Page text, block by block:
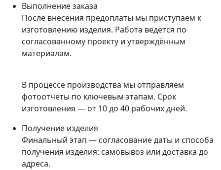
Выполнение заказа
После внесения предоплаты мы приступаем к
изготовлению изделия. Работа ведётся по
согласованному проекту и утверждённым
материалам.
В процессе производства мы отправляем
фотоотчёты по ключевым этапам. Срок
изготовления — от 10 до 40 рабочих дней.
Получение изделия
Финальный этап — согласование даты и способа
получения изделия: самовывоз или доставка до
адреса.